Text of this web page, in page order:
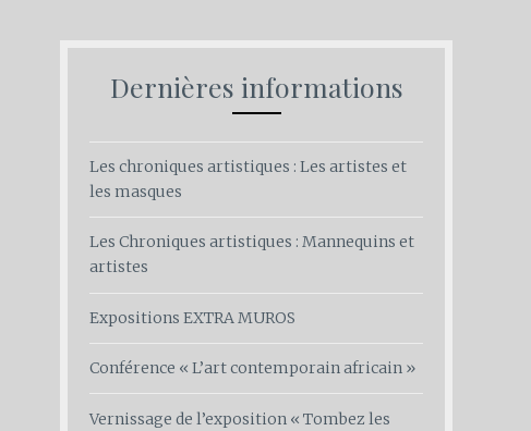
Dernières informations
Les chroniques artistiques : Les artistes et
les masques
Les Chroniques artistiques : Mannequins et
artistes
Expositions EXTRA MUROS
Conférence « L’art contemporain africain »
Vernissage de l’exposition « Tombez les